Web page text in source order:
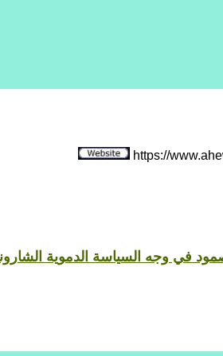
في وجه السياسة الدموية